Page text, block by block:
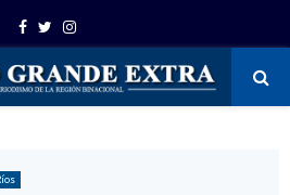
Facebook
TwitterInstagram